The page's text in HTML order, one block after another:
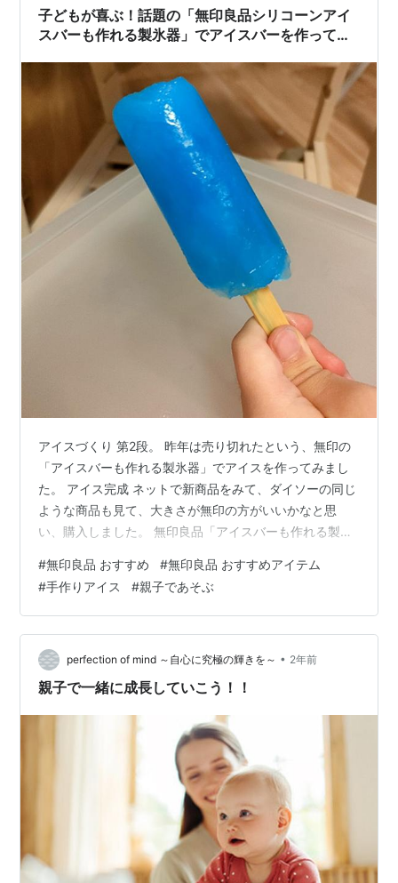
できる規定枚数が揃ってしまうため、相手がどういう行
動をするか考えるいいきっかけになるゲーム…
子どもが喜ぶ！話題の「無印良品シリコーンアイ
スバーも作れる製氷器」でアイスバーを作ってみ
アイスづくり 第2段。 昨年は売り切れたという、無印の
「アイスバーも作れる製氷器」でアイスを作ってみまし
た。 アイス完成 ネットで新商品をみて、ダイソーの同じ
ような商品も見て、大きさが無印の方がいいかなと思
い、購入しました。 無印良品「アイスバーも作れる製氷
で自立するのですが、何か入れたりするときは片手で誰
か支えないと、すぐ倒れます。 「倒れるから、1人は支え
る人」と言ってる矢先に、パタン。 ジュースがこぼれま
した。 しょっぱなから、倒してジュースこぼすの図 気を
取り直して、子どもは100%オレンジジュース。 今度は
しっかりと、お姉ちゃん、…
#無印良品 おすすめ #無印良品 おすすめアイテム
#手作りアイス #親子であそぶ
perfection of mind ～自心に究極の輝きを～ • 2年前
親子で一緒に成長していこう！！